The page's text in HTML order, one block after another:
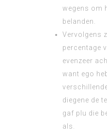
wegens om
belanden.
Vervolgens
percentage
evenzeer
want ego
diegene de
gaf plu die
als.